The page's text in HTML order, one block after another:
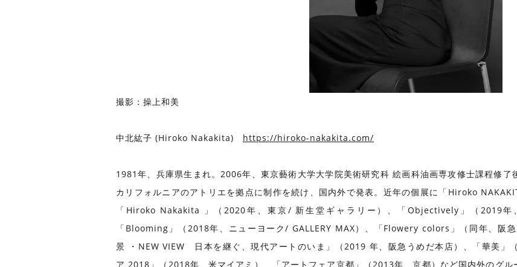
撮影：操上和美
中北紘子 (Hiroko Nakakita) https://hiroko-nakakita.com/
1981年、兵庫県生まれ。2006年、東京藝術大学大学院美術研究科 絵画科油画専攻修士課程修了
カリフォルニアのアトリエを拠点に制作を続け、国内外で発表。近年の個展に「Hiroko
「Hiroko Nakakita 」（2020年、東京/ 新生堂ギャラリー）、「Objectively」（2019年、
「Blooming」（2018年、ニューヨーク/ GALLERY MAX）、「Flowery colors」（同年、阪
景 ・NEW VIEW 日本を継ぐ、現代アートのいま」（2019 年、阪急うめだ本店）、「華美」
ア 2018」（2018年、米マイアミ）、「アートフェア京都」（2013年、京都）など国内外のグ